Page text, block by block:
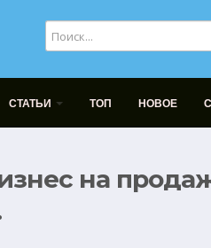
СТАТЬИ ТОП НОВОЕ
на